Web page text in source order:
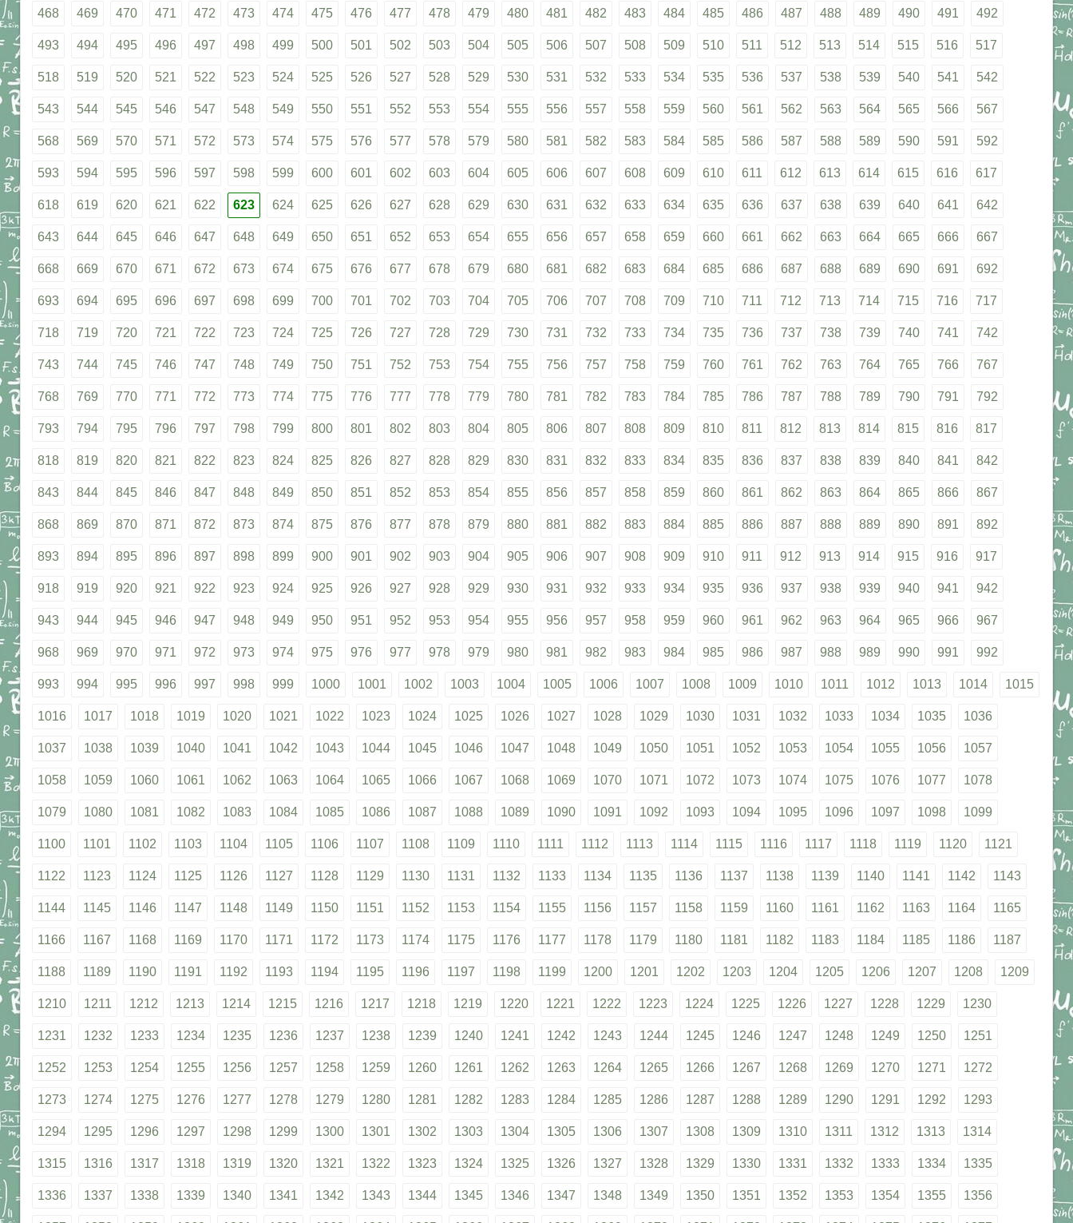
468 469 470 471 472 473 474 475 476 477 478 479 480 481 482 483 484 485 486 487 488 489 490 491 492
493 494 495 496 497 498 499 500 501 502 503 504 505 506 507 508 509 510 511 512 513 514 515 516 517
518 519 520 521 522 523 524 525 526 527 528 529 530 531 532 533 534 535 536 537 538 539 540 541 542
543 544 545 546 547 548 549 550 551 552 553 554 555 556 557 558 559 560 561 562 563 564 565 566 567
568 569 570 571 572 573 574 575 576 577 578 579 580 581 582 583 584 585 586 587 588 589 590 591 592
593 594 595 596 597 598 599 600 601 602 603 604 605 606 607 608 609 610 611 612 613 614 615 616 617
618 619 620 621 622 623 624 625 626 627 628 629 630 631 632 633 634 635 636 637 638 639 640 641 642
643 644 645 646 647 648 649 650 651 652 653 654 655 656 657 658 659 660 661 662 663 664 665 666 667
668 669 670 671 672 673 674 675 676 677 678 679 680 681 682 683 684 685 686 687 688 689 690 691 692
693 694 695 696 697 698 699 700 701 702 703 704 705 706 707 708 709 710 711 712 713 714 715 716 717
718 719 720 721 722 723 724 725 726 727 728 729 730 731 732 733 734 735 736 737 738 739 740 741 742
743 744 745 746 747 748 749 750 751 752 753 754 755 756 757 758 759 760 761 762 763 764 765 766 767
768 769 770 771 772 773 774 775 776 777 778 779 780 781 782 783 784 785 786 787 788 789 790 791 792
793 794 795 796 797 798 799 800 801 802 803 804 805 806 807 808 809 810 811 812 813 814 815 816 817
818 819 820 821 822 823 824 825 826 827 828 829 830 831 832 833 834 835 836 837 838 839 840 841 842
843 844 845 846 847 848 849 850 851 852 853 854 855 856 857 858 859 860 861 862 863 864 865 866 867
868 869 870 871 872 873 874 875 876 877 878 879 880 881 882 883 884 885 886 887 888 889 890 891 892
893 894 895 896 897 898 899 900 901 902 903 904 905 906 907 908 909 910 911 912 913 914 915 916 917
918 919 920 921 922 923 924 925 926 927 928 929 930 931 932 933 934 935 936 937 938 939 940 941 942
943 944 945 946 947 948 949 950 951 952 953 954 955 956 957 958 959 960 961 962 963 964 965 966 967
968 969 970 971 972 973 974 975 976 977 978 979 980 981 982 983 984 985 986 987 988 989 990 991 992
993 994 995 996 997 998 999 1000 1001 1002 1003 1004 1005 1006 1007 1008 1009 1010 1011 1012 1013 1014 1015
1016 1017 1018 1019 1020 1021 1022 1023 1024 1025 1026 1027 1028 1029 1030 1031 1032 1033 1034 1035 1036
1037 1038 1039 1040 1041 1042 1043 1044 1045 1046 1047 1048 1049 1050 1051 1052 1053 1054 1055 1056 1057
1058 1059 1060 1061 1062 1063 1064 1065 1066 1067 1068 1069 1070 1071 1072 1073 1074 1075 1076 1077 1078
1079 1080 1081 1082 1083 1084 1085 1086 1087 1088 1089 1090 1091 1092 1093 1094 1095 1096 1097 1098 1099
1100 1101 1102 1103 1104 1105 1106 1107 1108 1109 1110 1111 1112 1113 1114 1115 1116 1117 1118 1119 1120 1121
1122 1123 1124 1125 1126 1127 1128 1129 1130 1131 1132 1133 1134 1135 1136 1137 1138 1139 1140 1141 1142 1143
1144 1145 1146 1147 1148 1149 1150 1151 1152 1153 1154 1155 1156 1157 1158 1159 1160 1161 1162 1163 1164 1165
1166 1167 1168 1169 1170 1171 1172 1173 1174 1175 1176 1177 1178 1179 1180 1181 1182 1183 1184 1185 1186 1187
1188 1189 1190 1191 1192 1193 1194 1195 1196 1197 1198 1199 1200 1201 1202 1203 1204 1205 1206 1207 1208 1209
1210 1211 1212 1213 1214 1215 1216 1217 1218 1219 1220 1221 1222 1223 1224 1225 1226 1227 1228 1229 1230
1231 1232 1233 1234 1235 1236 1237 1238 1239 1240 1241 1242 1243 1244 1245 1246 1247 1248 1249 1250 1251
1252 1253 1254 1255 1256 1257 1258 1259 1260 1261 1262 1263 1264 1265 1266 1267 1268 1269 1270 1271 1272
1273 1274 1275 1276 1277 1278 1279 1280 1281 1282 1283 1284 1285 1286 1287 1288 1289 1290 1291 1292 1293
1294 1295 1296 1297 1298 1299 1300 1301 1302 1303 1304 1305 1306 1307 1308 1309 1310 1311 1312 1313 1314
1315 1316 1317 1318 1319 1320 1321 1322 1323 1324 1325 1326 1327 1328 1329 1330 1331 1332 1333 1334 1335
1336 1337 1338 1339 1340 1341 1342 1343 1344 1345 1346 1347 1348 1349 1350 1351 1352 1353 1354 1355 1356